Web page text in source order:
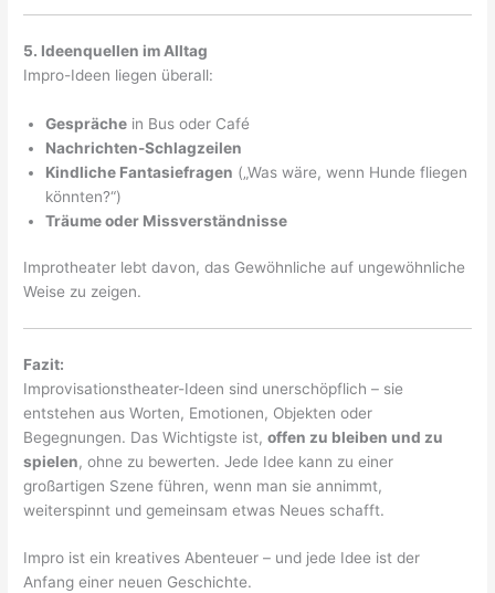
5. Ideenquellen im Alltag
Impro-Ideen liegen überall:
Gespräche in Bus oder Café
Nachrichten-Schlagzeilen
Kindliche Fantasiefragen („Was wäre, wenn Hunde fliegen
könnten?“)
Träume oder Missverständnisse
Improtheater lebt davon, das Gewöhnliche auf ungewöhnliche
Weise zu zeigen.
Fazit:
Improvisationstheater-Ideen sind unerschöpflich – sie
entstehen aus Worten, Emotionen, Objekten oder
Begegnungen. Das Wichtigste ist,offen zu bleiben und zu
spielen, ohne zu bewerten. Jede Idee kann zu einer
großartigen Szene führen, wenn man sie annimmt,
weiterspinnt und gemeinsam etwas Neues schafft.
Impro ist ein kreatives Abenteuer – und jede Idee ist der
Anfang einer neuen Geschichte.